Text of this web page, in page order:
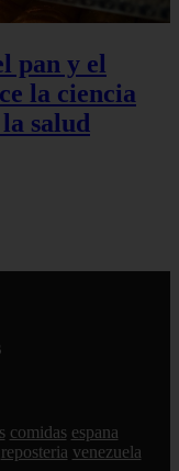
pan y el
la ciencia
salud
comidas espana
reposteria venezuela